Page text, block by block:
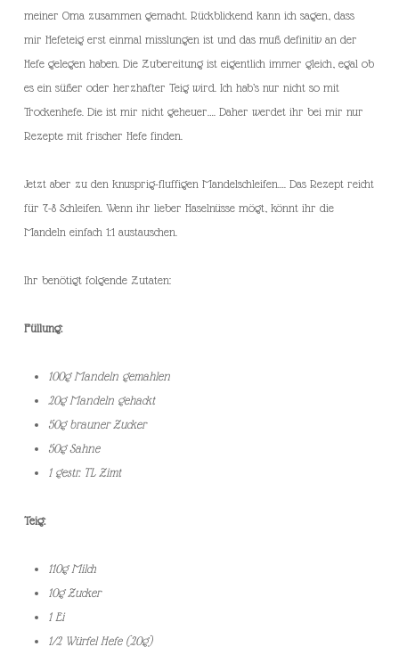
meiner Oma zusammen gemacht. Rückblickend kann ich sagen, dass
mir Hefeteig erst einmal misslungen ist und das muß definitiv an der
Hefe gelegen haben. Die Zubereitung ist eigentlich immer gleich, egal ob
es ein süßer oder herzhafter Teig wird. Ich hab’s nur nicht so mit
Trockenhefe. Die ist mir nicht geheuer…. Daher werdet ihr bei mir nur
Rezepte mit frischer Hefe finden.
Jetzt aber zu den knusprig-fluffigen Mandelschleifen…. Das Rezept reicht
für 7-8 Schleifen. Wenn ihr lieber Haselnüsse mögt, könnt ihr die
Mandeln einfach 1:1 austauschen.
Ihr benötigt folgende Zutaten:
Füllung:
100g Mandeln gemahlen
20g Mandeln gehackt
50g brauner Zucker
50g Sahne
1 gestr. TL Zimt
Teig:
110g Milch
10g Zucker
1 Ei
1/2 Würfel Hefe (20g)